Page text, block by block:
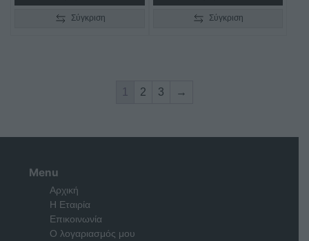
Σύγκριση Σύγκριση
1 2 3 →
Menu
Αρχική
Η Εταιρία
Επικοινωνία
Ο λογαριασμός μου